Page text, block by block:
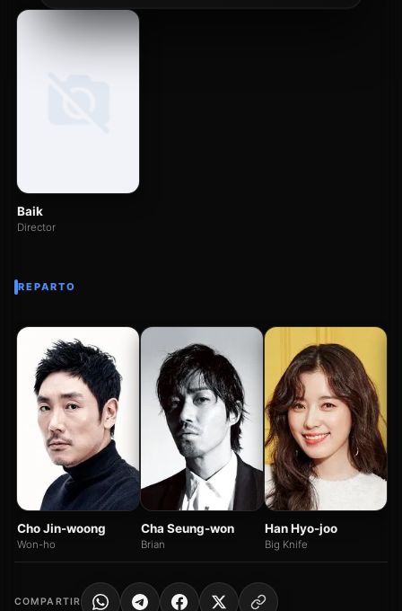
Baik
Director
REPARTO
Cho Jin-woong
Won-ho
Cha Seung-won
Brian
Han Hyo-joo
Big Knife
COMPARTIR